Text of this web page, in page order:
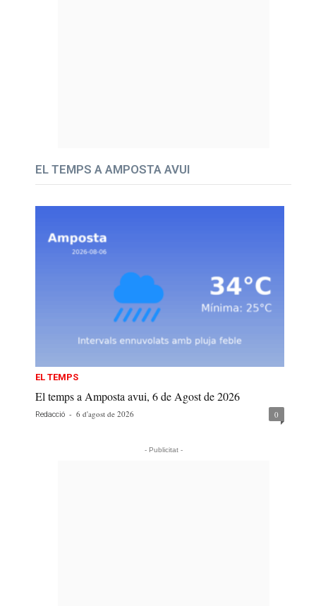
EL TEMPS A AMPOSTA AVUI
EL TEMPS
El temps a Amposta avui, 6 de Agost de 2026
Redacció - 6 d'agost de 2026 0
- Publicitat -